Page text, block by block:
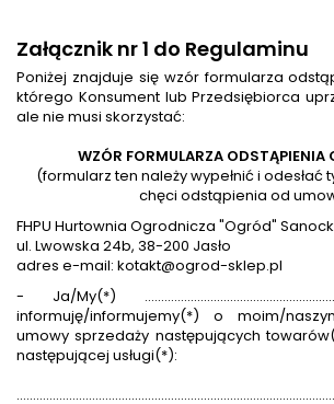
Załącznik nr 1 do Regulaminu
Poniżej znajduje się wzór formularza
którego Konsument lub Przedsiębiorca
ale nie musi skorzystać:
WZÓR FORMULARZA ODSTĄPIENIA
(formularz ten należy wypełnić i odesłać
chęci odstąpienia od
FHPU Hurtownia Ogrodnicza "Ogród"
ul. Lwowska 24b, 38-200 Jasło
adres e-mail: kotakt@ogrod-sklep.pl
- Ja/My(*)
informuję/informujemy(*) o moim/
umowy sprzedaży następujących
następującej usługi(*):